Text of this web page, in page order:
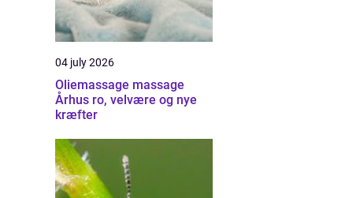
04 july 2026
Oliemassage massage
Århus ro, velvære og nye
kræfter